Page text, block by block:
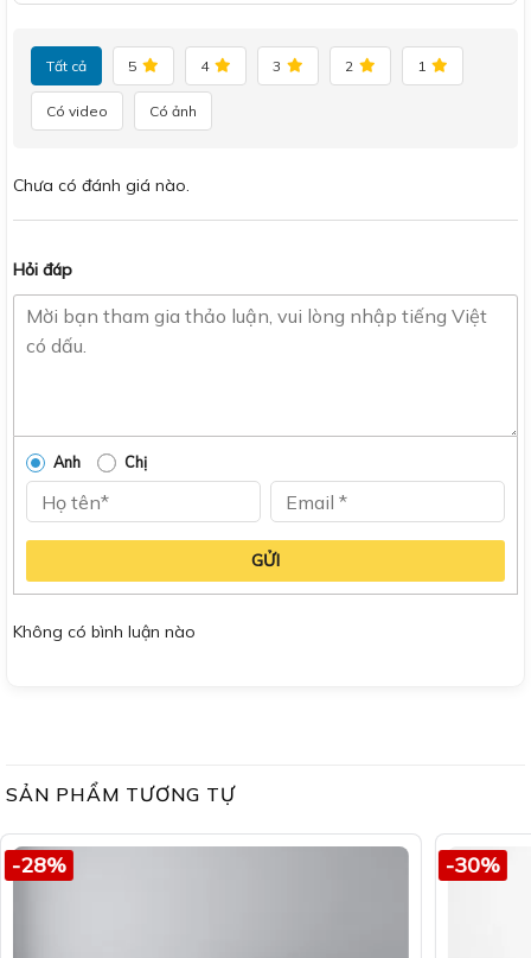
Tất cả 5 4 3 2 1
Có video Có ảnh
Chưa có đánh giá nào.
Hỏi đáp
Anh Chị
GỬI
Không có bình luận nào
SẢN PHẨM TƯƠNG TỰ
-28% -30%